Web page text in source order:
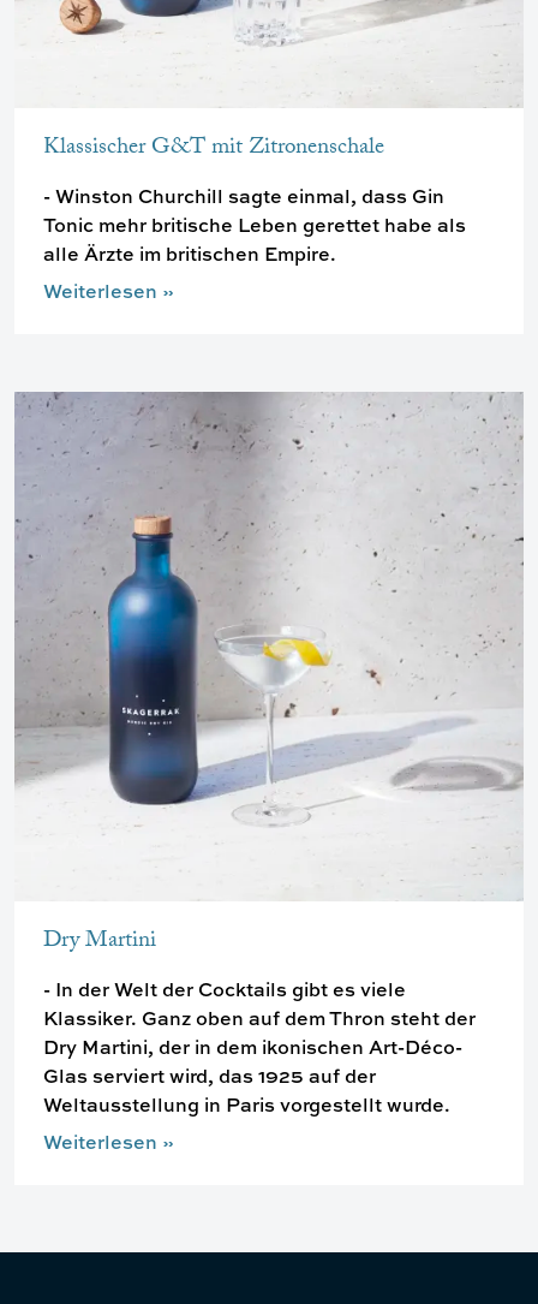
Klassischer G&T mit Zitronenschale
- Winston Churchill sagte einmal, dass Gin
Tonic mehr britische Leben gerettet habe als
alle Ärzte im britischen Empire.
Weiterlesen »
Dry Martini
- In der Welt der Cocktails gibt es viele
Klassiker. Ganz oben auf dem Thron steht der
Dry Martini, der in dem ikonischen Art-Déco-
Glas serviert wird, das 1925 auf der
Weltausstellung in Paris vorgestellt wurde.
Weiterlesen »